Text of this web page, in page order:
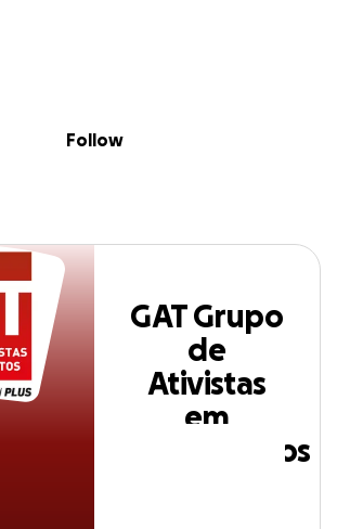
Ativistas em
Follow
GAT Grupo
de
Ativistas
em
Tratamentos